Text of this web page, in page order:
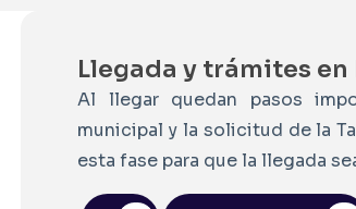
Llegada y trámites en
Al llegar quedan pasos
municipal y la solicitud de la
esta fase para que la llegada